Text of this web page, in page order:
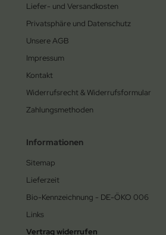
Liefer- und Versandkosten
Privatsphäre und Datenschutz
Unsere AGB
Impressum
Kontakt
Widerrufsrecht & Widerrufsformular
Zahlungsmethoden
Informationen
Sitemap
Lieferzeit
Bio-Kennzeichnung - DE-ÖKO 006
Links
Vertrag widerrufen